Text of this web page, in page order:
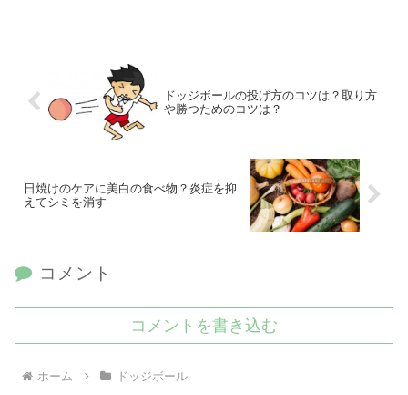
ドッジボールの投げ方のコツは？取り方
や勝つためのコツは？
日焼けのケアに美白の食べ物？炎症を抑
えてシミを消す
コメント
コメントを書き込む
ホーム ドッジボール